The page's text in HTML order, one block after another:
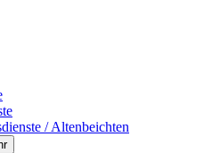
/ Altenbeichten